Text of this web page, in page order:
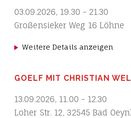
03.09.2026, 19.30 - 21.30
Großensieker Weg 16 Löhne
Weitere Details anzeigen
GOELF MIT CHRISTIAN
13.09.2026, 11.00 - 12.30
Loher Str. 12, 32545 Bad